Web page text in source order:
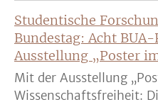
Studentische
Bundestag: Acht
Ausstellung „Poster
Mit der Ausstellung
Wissenschaftsfreiheit: